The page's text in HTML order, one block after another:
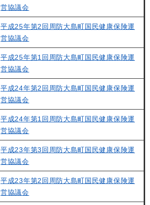
営協議会
平成25年第2回周防大島町国民健康保険運
営協議会
平成25年第1回周防大島町国民健康保険運
営協議会
平成24年第2回周防大島町国民健康保険運
営協議会
平成24年第1回周防大島町国民健康保険運
営協議会
平成23年第3回周防大島町国民健康保険運
営協議会
平成23年第2回周防大島町国民健康保険運
営協議会